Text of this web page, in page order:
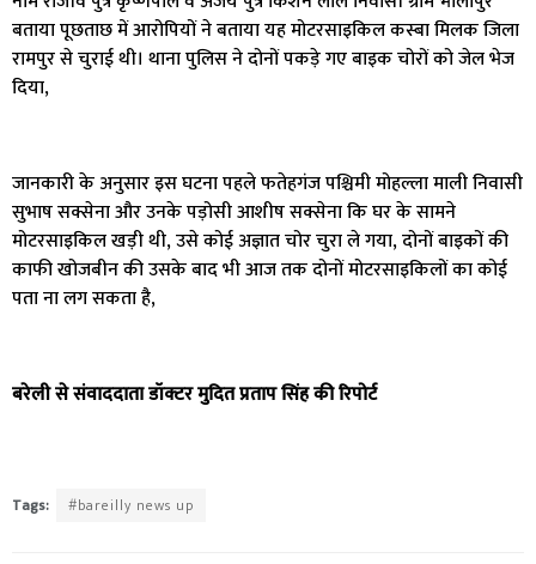
बताया पूछताछ में आरोपियों ने बताया यह मोटरसाइकिल कस्बा मिलक जिला
रामपुर से चुराई थी। थाना पुलिस ने दोनों पकड़े गए बाइक चोरों को जेल भेज
दिया,
जानकारी के अनुसार इस घटना पहले फतेहगंज पश्चिमी मोहल्ला माली निवासी
सुभाष सक्सेना और उनके पड़ोसी आशीष सक्सेना कि घर के सामने
मोटरसाइकिल खड़ी थी, उसे कोई अज्ञात चोर चुरा ले गया, दोनों बाइकों की
काफी खोजबीन की उसके बाद भी आज तक दोनों मोटरसाइकिलों का कोई
पता ना लग सकता है,
बरेली से संवाददाता डॉक्टर मुदित प्रताप सिंह की रिपोर्ट
Tags: #bareilly news up